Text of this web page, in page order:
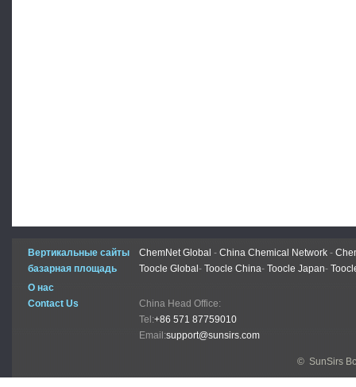
Вертикальные сайты ChemNet Global - China Chemical Network -
базарная площадь
Toocle Global - Toocle China- Toocle Japan-
О нас
Contact Us
China Head Office:
Tel:+86 571 87759010
Email:support@sunsirs.com
© SunSirs